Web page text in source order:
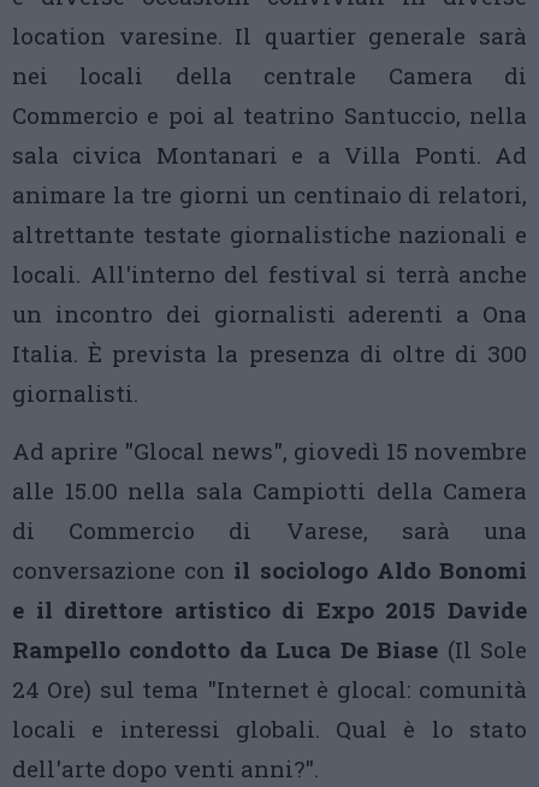
location varesine. Il quartier generale sarà
nei locali della centrale Camera di
Commercio e poi al teatrino Santuccio, nella
sala civica Montanari e a Villa Ponti. Ad
animare la tre giorni un centinaio di relatori,
altrettante testate giornalistiche nazionali e
locali. All'interno del festival si terrà anche
un incontro dei giornalisti aderenti a Ona
Italia. È prevista la presenza di oltre di 300
giornalisti.
Ad aprire "Glocal news", giovedì 15 novembre
alle 15.00 nella sala Campiotti della Camera
di Commercio di Varese, sarà una
conversazione con il sociologo Aldo Bonomi
e il direttore artistico di Expo 2015 Davide
Rampello condotto da Luca De Biase (Il Sole
24 Ore) sul tema "Internet è glocal: comunità
locali e interessi globali. Qual è lo stato
dell'arte dopo venti anni?".